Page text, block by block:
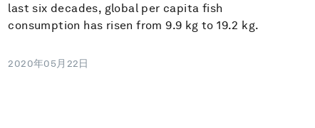
last six decades, global per capita fish
consumption has risen from 9.9 kg to 19.2 kg.
2020年05月22日